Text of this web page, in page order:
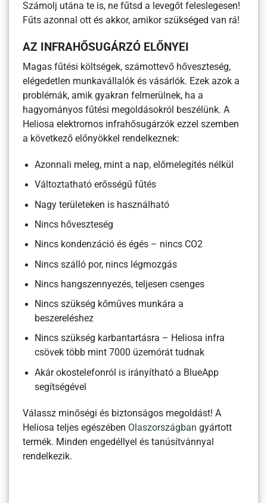
Számolj utána te is, ne fűtsd a levegőt feleslegesen!
Fűts azonnal ott és akkor, amikor szükséged van rá!
AZ INFRAHŐSUGÁRZÓ ELŐNYEI
Magas fűtési költségek, számottevő hőveszteség,
elégedetlen munkavállalók és vásárlók. Ezek azok a
problémák, amik gyakran felmerülnek, ha a
hagyományos fűtési megoldásokról beszélünk. A
Heliosa elektromos infrahősugárzók ezzel szemben
a következő előnyökkel rendelkeznek:
Azonnali meleg, mint a nap, előmelegítés nélkül
Változtatható erősségű fűtés
Nagy területeken is használható
Nincs hőveszteség
Nincs kondenzáció és égés – nincs CO2
Nincs szálló por, nincs légmozgás
Nincs hangszennyezés, teljesen csenges
Nincs szükség kőműves munkára a
beszereléshez
Nincs szükség karbantartásra – Heliosa infra
csövek több mint 7000 üzemórát tudnak
Akár okostelefonról is irányítható a BlueApp
segítségével
Válassz minőségi és biztonságos megoldást! A
Heliosa teljes egészében Olaszországban gyártott
termék. Minden engedéllyel és tanúsítvánnyal
rendelkezik.